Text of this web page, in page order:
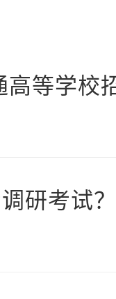
高等学校
研考试